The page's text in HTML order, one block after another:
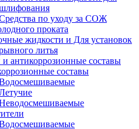
по уходу за СОЖ
проката
жидкости и Для установок
литья
антикоррозионные составы
составы